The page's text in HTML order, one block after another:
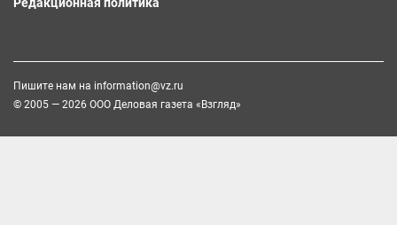
Редакционная политика
Пишите нам на information@vz.ru
© 2005 — 2026 ООО Деловая газета «Взгляд»